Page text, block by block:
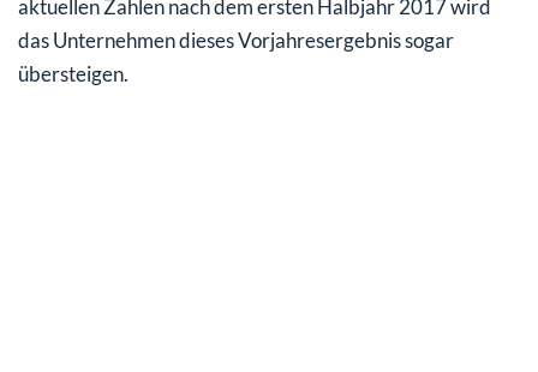
aktuellen Zahlen nach dem ersten Halbjahr 2017 wird
das Unternehmen dieses Vorjahresergebnis sogar
übersteigen.